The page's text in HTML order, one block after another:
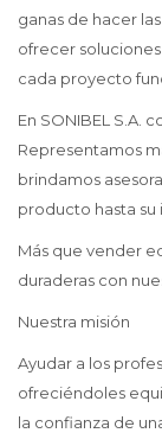
ganas de hacer
ofrecer
cada proyecto
En SONIBEL S.A.
Representamos
brindamos
producto hasta su
Más que vender
duraderas con
Nuestra misión
Ayudar a los
ofreciéndoles
la confianza de